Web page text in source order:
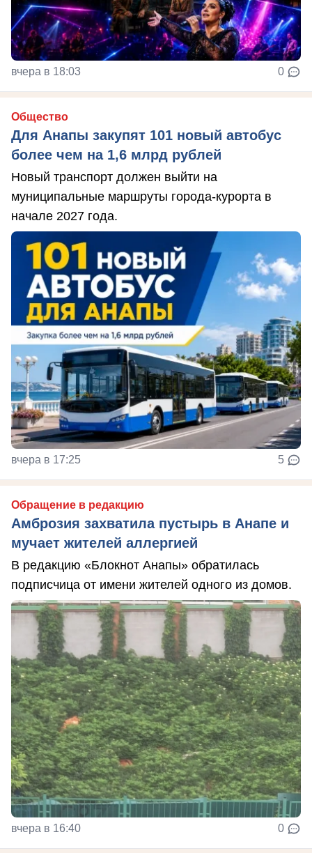
вчера в 18:03 0
Общество
Для Анапы закупят 101 новый автобус
более чем на 1,6 млрд рублей
Новый транспорт должен выйти на
муниципальные маршруты города-курорта в
начале 2027 года.
вчера в 17:25 5
Обращение в редакцию
Амброзия захватила пустырь в Анапе и
мучает жителей аллергией
В редакцию «Блокнот Анапы» обратилась
подписчица от имени жителей одного из домов.
вчера в 16:40 0